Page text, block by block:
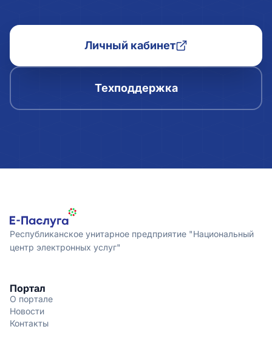
Личный кабинет
Техподдержка
Республиканское унитарное предприятие "Национальный
центр электронных услуг"
Портал
О портале
Новости
Контакты